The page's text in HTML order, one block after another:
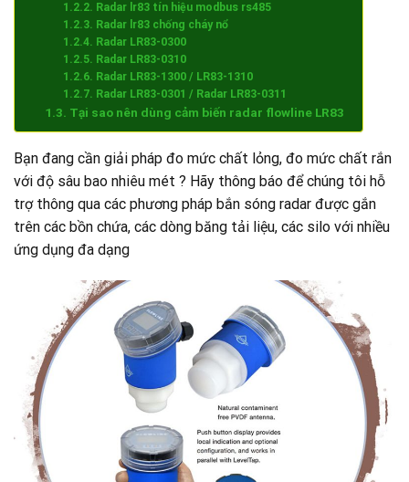
Radar lr83 tín hiệu modbus rs485
Radar lr83 chống cháy nổ
Radar LR83-0300
Radar LR83-0310
Radar LR83-1300 / LR83-1310
Radar LR83-0301 / Radar LR83-0311
Tại sao nên dùng cảm biến radar flowline LR83
Bạn đang cần giải pháp đo mức chất lỏng, đo mức chất rắn
với độ sâu bao nhiêu mét ? Hãy thông báo để chúng tôi hỗ
trợ thông qua các phương pháp bắn sóng radar được gắn
trên các bồn chứa, các dòng băng tải liệu, các silo với nhiều
ứng dụng đa dạng